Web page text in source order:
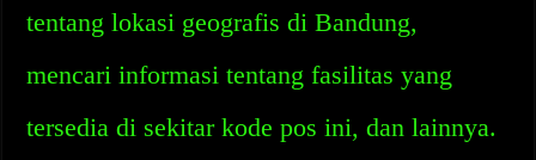
tentang lokasi geografis di Bandung,
mencari informasi tentang fasilitas yang
tersedia di sekitar kode pos ini, dan lainnya.